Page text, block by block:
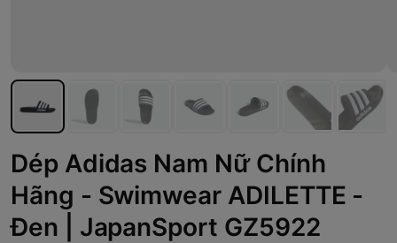
Dép Adidas Nam Nữ Chính
Hãng - Swimwear ADILETTE -
Đen | JapanSport GZ5922